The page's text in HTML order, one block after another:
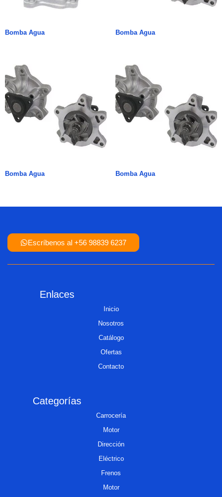
Bomba Agua Bomba Agua
Bomba Agua Bomba Agua
Escríbenos al +56 98839 6237
Enlaces
Inicio
Nosotros
Catálogo
Ofertas
Contacto
Categorías
Carrocería
Motor
Dirección
Eléctrico
Frenos
Motor